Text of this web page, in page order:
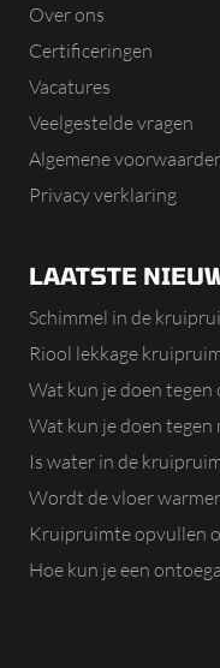
Over ons
Certificeringen
Vacatures
Veelgestelde vragen
Algemene
Privacy verklaring
LAATSTE
Schimmel in de
Riool lekkage
Wat kun je doen
Wat kun je doen
Is water in de
Wordt de vloer
Kruipruimte opvullen
Hoe kun je een